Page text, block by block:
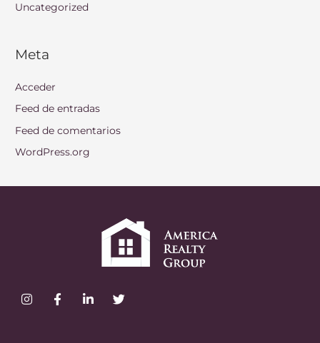
Uncategorized
Meta
Acceder
Feed de entradas
Feed de comentarios
WordPress.org
I
n
F
a
i
T
w